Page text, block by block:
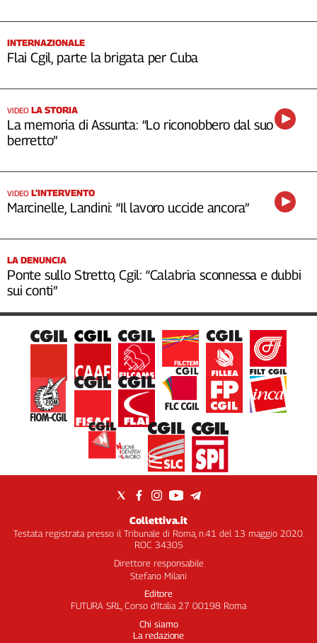
INTERNAZIONALE
Flai Cgil, parte la brigata per Cuba
VIDEO LA STORIA
La memoria di Assunta: “Lo riconobbero dal suo
berretto”
VIDEO L’INTERVENTO
Marcinelle, Landini: “Il lavoro uccide ancora”
LA DENUNCIA
Ponte sullo Stretto, Cgil: “Calabria sconnessa e dubbi
sui conti”
Collettiva.it
Testata registrata presso il Tribunale di Roma, n.41 del 13 maggio 2020.
ROC 34305
Direttore responsabile
Stefano Milani
Editore
FUTURA SRL, Corso d’Italia 27 00198 Roma
Chi siamo
La redazione